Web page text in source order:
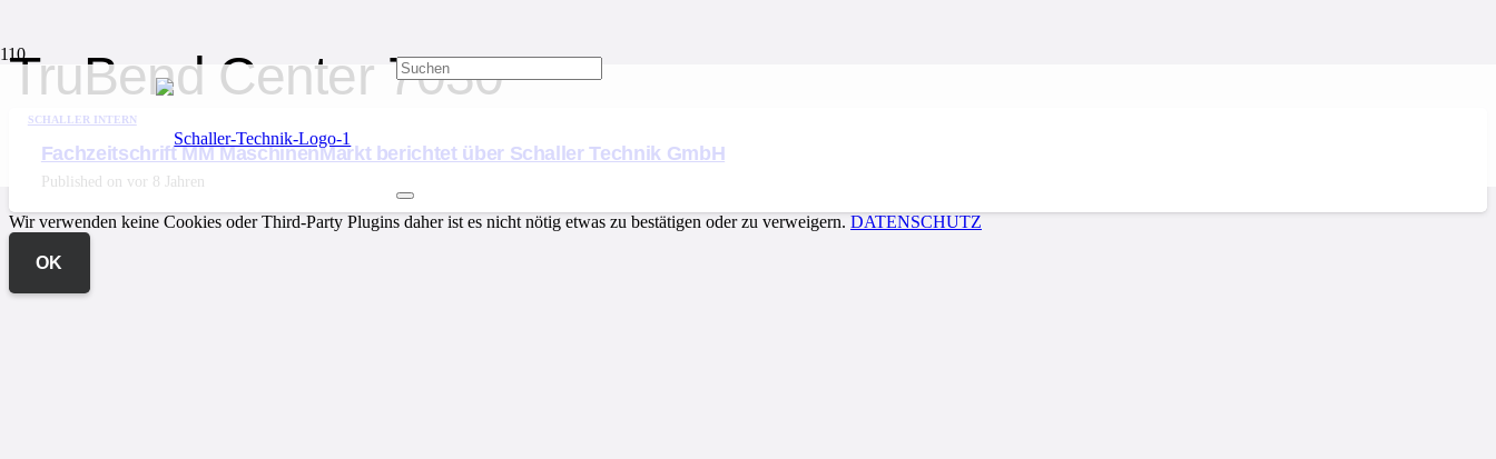
TruBend Center 7030
SCHALLER INTERN
Fachzeitschrift MM MaschinenMarkt berichtet über Schaller Technik GmbH
Published on vor 8 Jahren
Wir verwenden keine Cookies oder Third-Party Plugins daher ist es nicht nötig etwas zu bestätigen oder zu verweigern. DATENSCHUTZ
OK